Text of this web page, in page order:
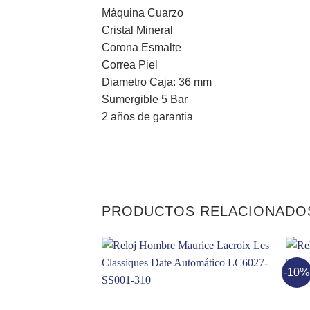
Máquina Cuarzo
Cristal Mineral
Corona Esmalte
Correa Piel
Diametro Caja: 36 mm
Sumergible 5 Bar
2 años de garantia
PRODUCTOS
-10%